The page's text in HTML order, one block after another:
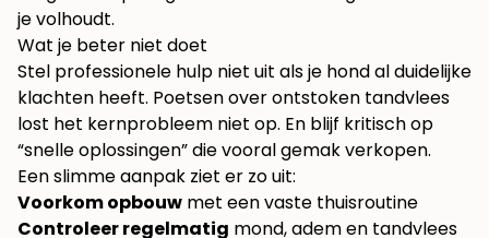
je volhoudt.
Wat je beter niet doet
Stel professionele hulp niet uit als je hond al duidelijke
klachten heeft. Poetsen over ontstoken tandvlees
lost het kernprobleem niet op. En blijf kritisch op
“snelle oplossingen” die vooral gemak verkopen.
Een slimme aanpak ziet er zo uit:
Voorkom opbouw met een vaste thuisroutine
Controleer regelmatig mond, adem en tandvlees